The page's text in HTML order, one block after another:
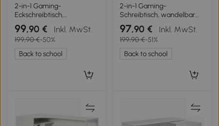
2-in-1 Gaming-
Eckschreibtisch,
hochwertiger Tischplatte,
flexibel als L‑Form oder
I‑Form aufbaubar,
152x50x87.5 cm, Schwarz
99,90 € Inkl. MwSt.
199,90 €-50%
Back to school
2-in-1 Gaming-
Schreibtisch, wandelbar
als L- oder I-Form, erhöhte
Monitorablage,
140x50x87.5 cm, Schwarz
97,90 € Inkl. MwSt.
199,90 €-51%
Back to school